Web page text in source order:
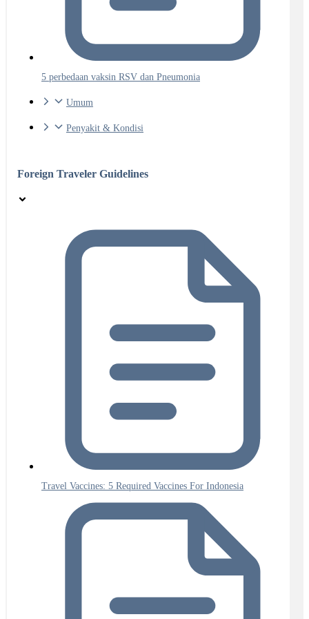
5 perbedaan vaksin RSV dan Pneumonia
Umum
Penyakit & Kondisi
Foreign Traveler Guidelines
Travel Vaccines: 5 Required Vaccines For Indonesia